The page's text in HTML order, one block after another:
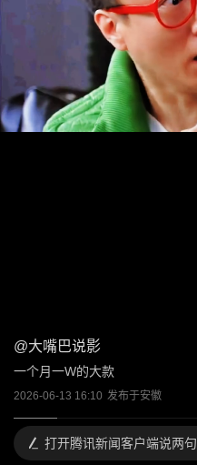
@大嘴巴说影
一个月一W的大款
2026-06-13 16:10 发布于安徽
打开腾讯新闻客户端说两句